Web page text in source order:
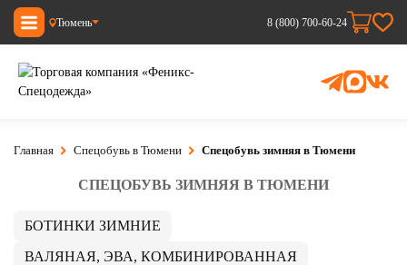
Тюмень 8 (800) 700-60-24
Главная Спецобувь в Тюмени Спецобувь зимняя в Тюмени
СПЕЦОБУВЬ ЗИМНЯЯ В ТЮМЕНИ
БОТИНКИ ЗИМНИЕ
ВАЛЯНАЯ, ЭВА, КОМБИНИРОВАННАЯ